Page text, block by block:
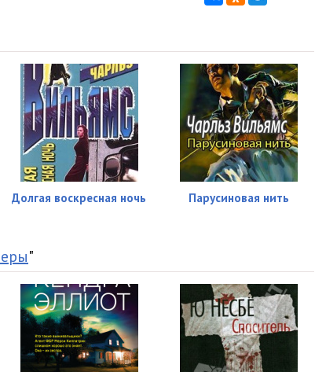
09:23
15:25
16:51
11:28
16:40
09:32
20:26
Долгая воскресная ночь Парусиновая нить
"